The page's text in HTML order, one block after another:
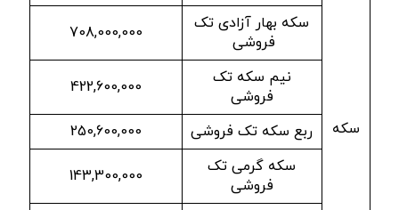
سکه
سکه بهار آزادی تک
فروشی
708,000,000
نیم سکه تک
فروشی
422,600,000
ربع سکه تک فروشی
250,600,000
سکه گرمی تک
فروشی
143,300,000